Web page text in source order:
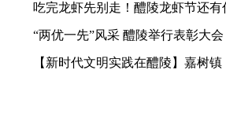
吃完龙虾先别走！醴陵龙虾节还
“两优一先”风采 醴陵举行表彰大
【新时代文明实践在醴陵】嘉树